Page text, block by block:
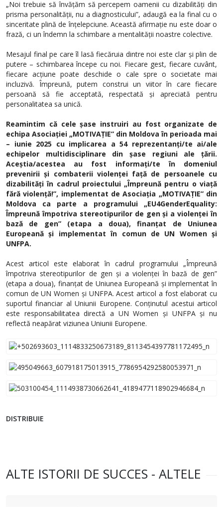
„Noi trebuie să învățăm să percepem oamenii cu dizabilități din
prisma personalității, nu a diagnosticului”, adaugă ea la final cu o
sinceritate plină de înțelepciune. Această afirmație nu este doar o
frază, ci un îndemn la schimbare a mentalității noastre colective.
Mesajul final pe care îl lasă fiecăruia dintre noi este clar și plin de
putere – schimbarea începe cu noi. Fiecare gest, fiecare cuvânt,
fiecare acțiune poate deschide o cale spre o societate mai
incluzivă. Împreună, putem construi un viitor în care fiecare
persoană să fie acceptată, respectată și apreciată pentru
personalitatea sa unică.
Reamintim că cele șase instruiri au fost organizate de
echipa Asociației „MOTIVAȚIE” din Moldova în perioada mai
– iunie 2025 cu implicarea a 54 reprezentanți/te ai/ale
echipelor multidisciplinare din șase regiuni ale țării.
Aceștia/acestea au fost informați/te în domeniul
prevenirii și combaterii violenței față de persoanele cu
dizabilități în cadrul proiectului „Împreună pentru o viață
fără violență!”, implementat de Asociația „MOTIVAȚIE” din
Moldova ca parte a programului „EU4GenderEquality:
Împreună împotriva stereotipurilor de gen și a violenței în
bază de gen” (etapa a doua), finanțat de Uniunea
Europeană și implementat în comun de UN Women și
UNFPA.
Acest articol este elaborat în cadrul programului „Împreună
împotriva stereotipurilor de gen și a violenței în bază de gen”
(etapa a doua), finanțat de Uniunea Europeană și implementat în
comun de UN Women și UNFPA. Acest articol a fost elaborat cu
suportul financiar al Uniunii Europene. Conținutul acestui articol
este responsabilitatea directă a UN Women și UNFPA și nu
reflectă neapărat viziunea Uniunii Europene.
DISTRIBUIE
ALTE ISTORII DE SUCCES - ALTELE